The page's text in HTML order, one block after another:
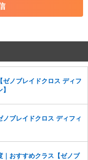
稿
せんのでご注意くだ
及ぶ内容の書き込みがあ
もございますので、あら
ゼノブレイドクロス ディフ
ブレイドクロス ディフィ
｜おすすめクラス【ゼノブ